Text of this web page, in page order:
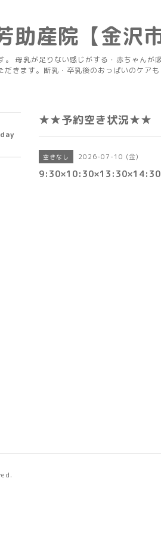
産院【金沢市
母乳が足りない感じがする・赤ちゃんが
きます。断乳・卒乳後のおっぱいのケアも
★★予約空き状況★★
空きなし 2026-07-10 (金)